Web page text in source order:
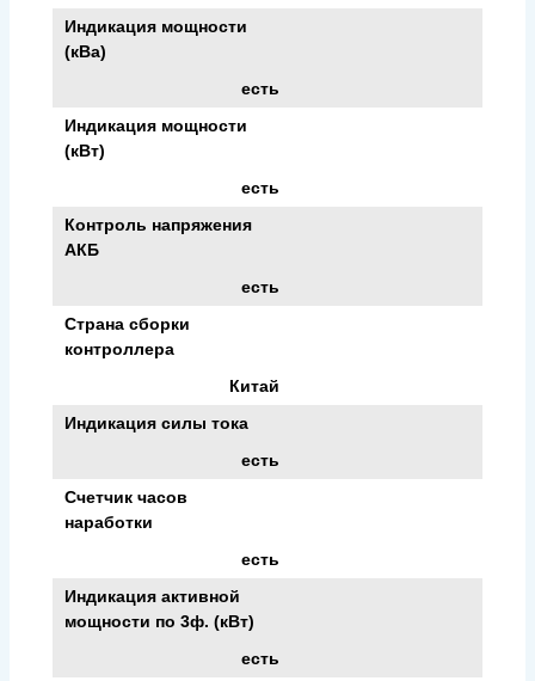
Индикация мощности
(кВа)
есть
Индикация мощности
(кВт)
есть
Контроль напряжения
АКБ
есть
Страна сборки
контроллера
Китай
Индикация силы тока
есть
Счетчик часов
наработки
есть
Индикация активной
мощности по 3ф. (кВт)
есть